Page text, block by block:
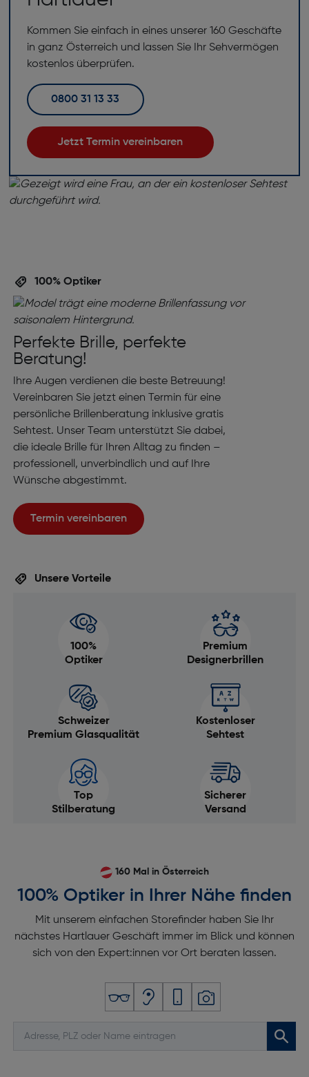
Kommen Sie einfach in eines unserer 160 Geschäfte
in ganz Österreich und lassen Sie Ihr Sehvermögen
kostenlos überprüfen.
0800 31 13 33
Jetzt Termin vereinbaren
100% Optiker
Perfekte Brille, perfekte
Beratung!
Ihre Augen verdienen die beste Betreuung!
Vereinbaren Sie jetzt einen Termin für eine
persönliche Brillenberatung inklusive gratis
Sehtest. Unser Team unterstützt Sie dabei,
die ideale Brille für Ihren Alltag zu finden –
professionell, unverbindlich und auf Ihre
Wünsche abgestimmt.
Termin vereinbaren
Unsere Vorteile
100%
Optiker
Premium
Designerbrillen
Schweizer
Premium Glasqualität
Kostenloser
Sehtest
Top
Stilberatung
Sicherer
Versand
160 Mal in Österreich
100% Optiker in Ihrer Nähe finden
Mit unserem einfachen Storefinder haben Sie Ihr
nächstes Hartlauer Geschäft immer im Blick und können
sich von den Expert:innen vor Ort beraten lassen.